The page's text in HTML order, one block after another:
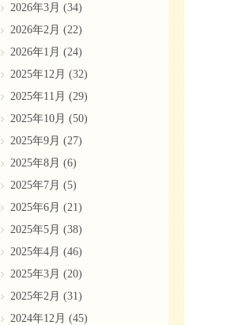
2026年3月 (34)
2026年2月 (22)
2026年1月 (24)
2025年12月 (32)
2025年11月 (29)
2025年10月 (50)
2025年9月 (27)
2025年8月 (6)
2025年7月 (5)
2025年6月 (21)
2025年5月 (38)
2025年4月 (46)
2025年3月 (20)
2025年2月 (31)
2024年12月 (45)